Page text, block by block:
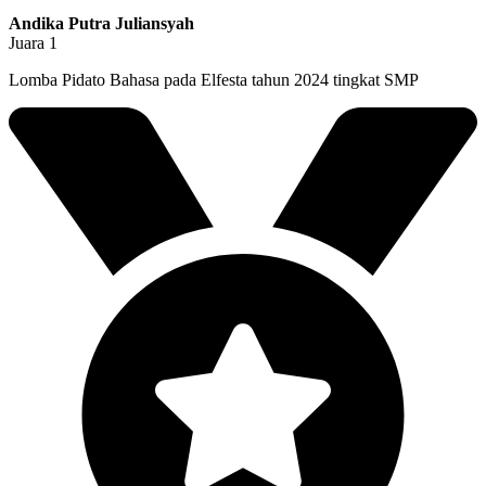
Andika Putra Juliansyah
Juara 1
Lomba Pidato Bahasa pada Elfesta tahun 2024 tingkat SMP